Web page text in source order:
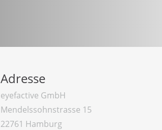
Adresse
eyefactive GmbH
Mendelssohnstrasse 15
22761 Hamburg